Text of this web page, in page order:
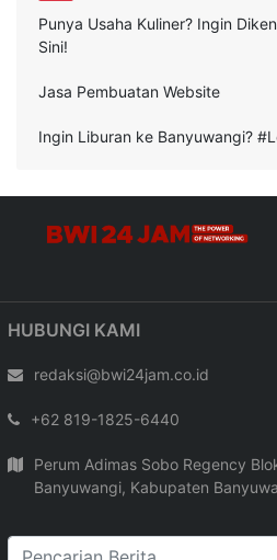
Punya Usaha Kuliner? Ingin
Sini!
Jasa Pembuatan Website
Ingin Liburan ke Banyuwangi?
HUBUNGI KAMI
redaksi@bwi24jam.co.id
+62 819-1825-6440
Perum Adimas Sobo Regency
Banyuwangi, Kabupaten